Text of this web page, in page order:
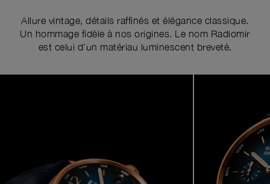
Allure vintage, détails raffinés et élégance classique.
Un hommage fidèle à nos origines. Le nom Radiomir
est celui d’un matériau luminescent breveté.
Image